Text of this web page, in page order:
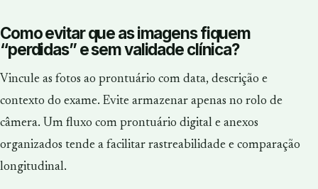
Como evitar que as imagens fiquem
“perdidas” e sem validade clínica?
Vincule as fotos ao prontuário com data, descrição e
contexto do exame. Evite armazenar apenas no rolo de
câmera. Um fluxo com prontuário digital e anexos
organizados tende a facilitar rastreabilidade e comparação
longitudinal.